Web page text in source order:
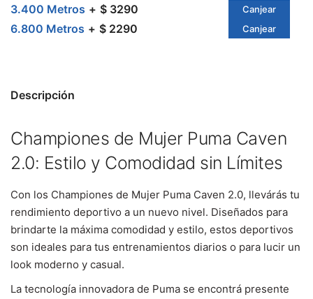
3.400 Metros $ 3290 Canjear
6.800 Metros $ 2290 Canjear
Descripción
Championes de Mujer Puma Caven
2.0: Estilo y Comodidad sin Límites
Con los Championes de Mujer Puma Caven 2.0, llevárás tu
rendimiento deportivo a un nuevo nivel. Diseñados para
brindarte la máxima comodidad y estilo, estos deportivos
son ideales para tus entrenamientos diarios o para lucir un
look moderno y casual.
La tecnología innovadora de Puma se encontrá presente